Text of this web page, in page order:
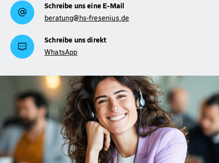
Schreibe uns eine E-Mail
beratung@hs-fresenius.de
Schreibe uns direkt
WhatsApp